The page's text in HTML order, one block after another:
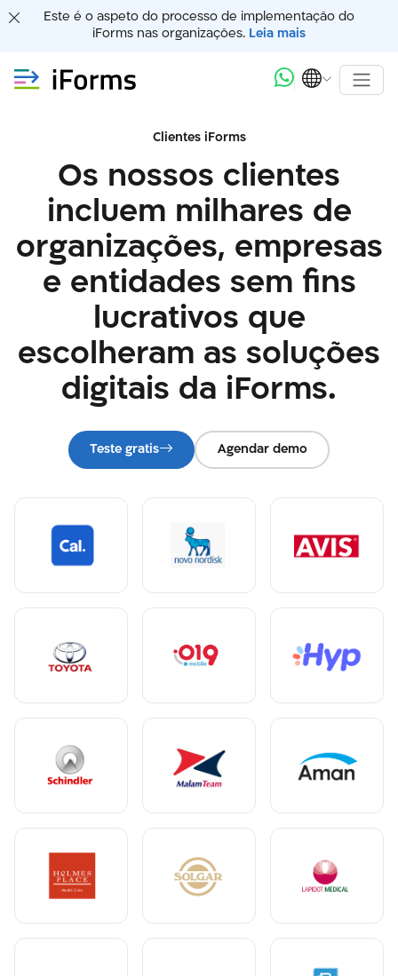
Este é o aspeto do processo de implementação do
iForms nas organizações. Leia mais
Clientes iForms
Os nossos clientes
incluem milhares de
organizações, empresas
e entidades sem fins
lucrativos que
escolheram as soluções
digitais da iForms.
Teste gratis Agendar demo